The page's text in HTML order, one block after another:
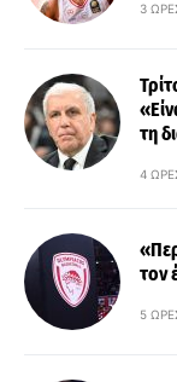
3
τη
4
τον
5